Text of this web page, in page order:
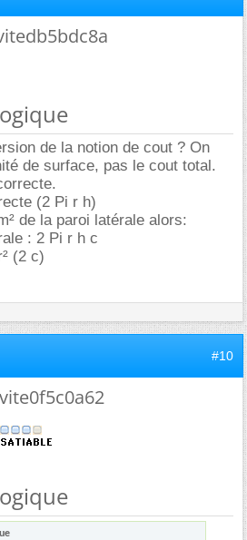
de la notion de cout ? On
de surface, pas le cout total.
(2 Pi r h)
de la paroi latérale alors:
: 2 Pi r h c
(2 c)
#10